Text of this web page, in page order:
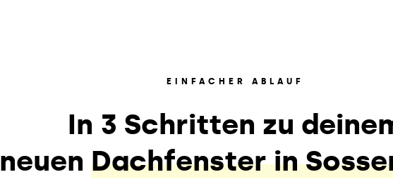
EINFACHER ABLAUF
In 3 Schritten zu
neuen Dachfenster in